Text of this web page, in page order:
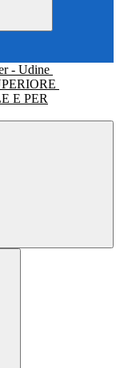
- Udine
E PER